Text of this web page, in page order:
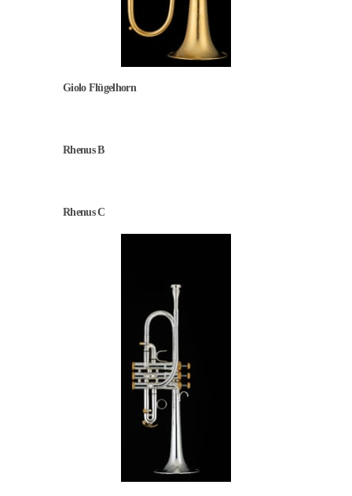
Giolo Flügelhorn
Rhenus B
Rhenus C